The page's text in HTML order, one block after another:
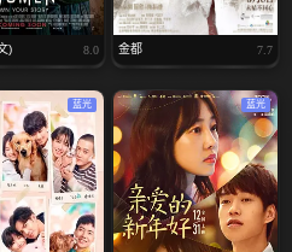
) 8.0 金都 7.7
蓝光 蓝光